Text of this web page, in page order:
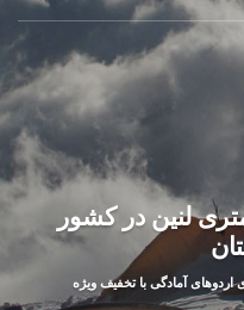
صعود به قله ۷۱۳۴ متری لنین در کشور
اردوهای آمادگی با تخفیف ویژه